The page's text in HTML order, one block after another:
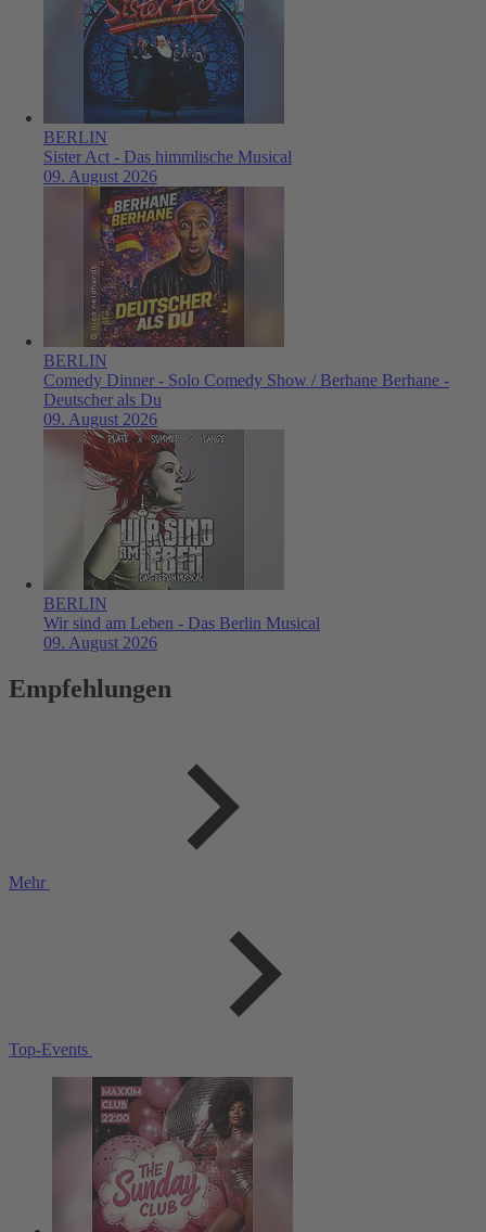
BERLIN
Sister Act - Das himmlische Musical
09. August 2026
BERLIN
Comedy Dinner - Solo Comedy Show / Berhane Berhane -
Deutscher als Du
09. August 2026
BERLIN
Wir sind am Leben - Das Berlin Musical
09. August 2026
Empfehlungen
Mehr
Top-Events